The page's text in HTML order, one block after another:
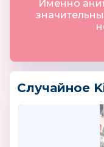
Именно
Случайное